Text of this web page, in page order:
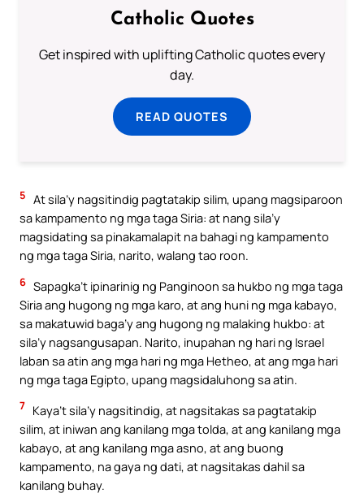
Catholic Quotes
Get inspired with uplifting Catholic quotes every
day.
READ QUOTES
5 At sila’y nagsitindig pagtatakip silim, upang magsiparoon
sa kampamento ng mga taga Siria: at nang sila’y
magsidating sa pinakamalapit na bahagi ng kampamento
ng mga taga Siria, narito, walang tao roon.
6 Sapagka’t ipinarinig ng Panginoon sa hukbo ng mga taga
Siria ang hugong ng mga karo, at ang huni ng mga kabayo,
sa makatuwid baga’y ang hugong ng malaking hukbo: at
sila’y nagsangusapan. Narito, inupahan ng hari ng Israel
laban sa atin ang mga hari ng mga Hetheo, at ang mga hari
ng mga taga Egipto, upang magsidaluhong sa atin.
7 Kaya’t sila’y nagsitindig, at nagsitakas sa pagtatakip
silim, at iniwan ang kanilang mga tolda, at ang kanilang mga
kabayo, at ang kanilang mga asno, at ang buong
kampamento, na gaya ng dati, at nagsitakas dahil sa
kanilang buhay.